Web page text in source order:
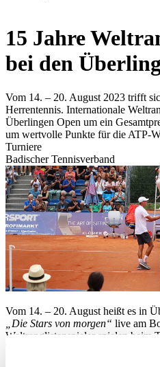
15 Jahre
bei den
Vom 14. – 20. August 2023 trifft
Herrentennis. Internationale
Überlingen Open um ein
um wertvolle Punkte für die ATP-
Turniere
Badischer Tennisverband
Vom 14. – 20. August heißt es in
„Die Stars von morgen“ live am
Weltranglistenspieler spielen
TOUR um ein Gesamtpreisgeld
wertvolle Punkte für die ATP-